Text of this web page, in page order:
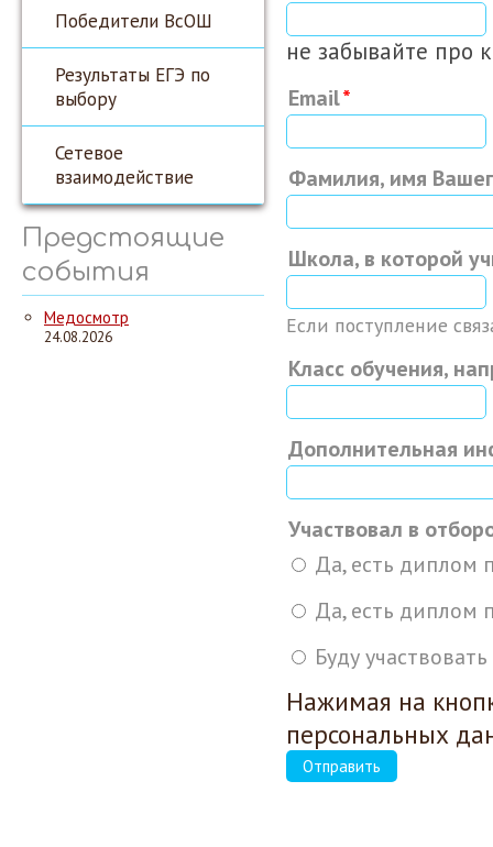
Победители ВсОШ
Результаты ЕГЭ по
выбору
Сетевое
взаимодействие
Предстоящие
события
Медосмотр
24.08.2026
не забывайте про
Email
Фамилия, имя
Школа, в которой
Если поступление
Класс обучения,
Дополнительная
Участвовал в
Да, есть диплом
Да, есть диплом
Буду
Нажимая на
персональных
Отправить